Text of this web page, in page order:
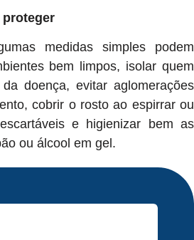
proteger
medidas simples podem
bem limpos, isolar quem
doença, evitar aglomerações
cobrir o rosto ao espirrar ou
e higienizar bem as
ou álcool em gel.